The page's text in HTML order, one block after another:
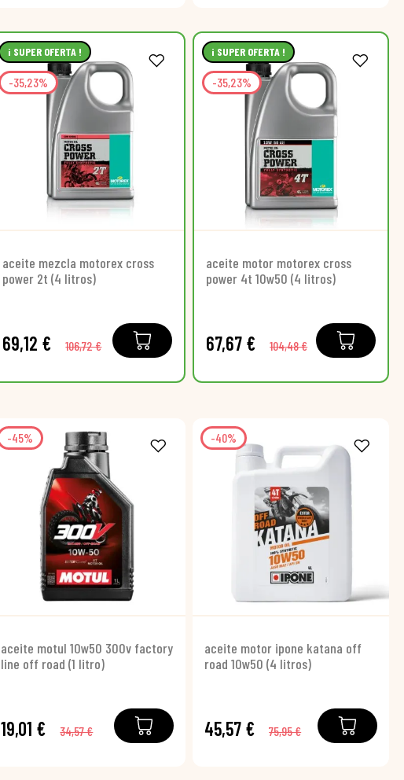
¡ SUPER OFERTA !
-35,23%
aceite mezcla motorex cross
power 2t (4 litros)
69,12 € 106,72 €
¡ SUPER OFERTA !
-35,23%
aceite motor motorex cross
power 4t 10w50 (4 litros)
67,67 € 104,48 €
-45%
aceite motul 10w50 300v factory
line off road (1 litro)
19,01 € 34,57 €
-40%
aceite motor ipone katana off
road 10w50 (4 litros)
45,57 € 75,95 €